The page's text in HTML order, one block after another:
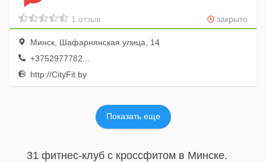
закрыто
1 отзыв
Минск, Шафарнянская улица, 14
+3752977782...
http://CityFit.by
Показать еще
31 фитнес-клуб c кроссфитом в Минске.